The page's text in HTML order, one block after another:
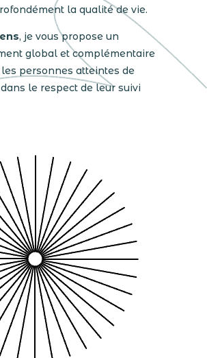
la qualité de vie.
, je vous propose un
global et complémentaire
personnes atteintes de
le respect de leur suivi